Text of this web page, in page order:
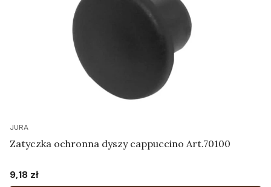
JURA
Zatyczka ochronna dyszy cappuccino Art.70100
Cena
9,18 zł